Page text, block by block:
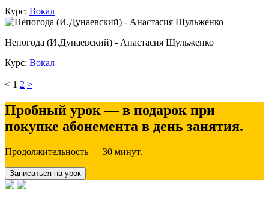
Курс: Вокал
Непогода (И.Дунаевский) - Анастасия Шульженко
Курс: Вокал
< 1 2 >
Пробный урок — в подарок при
покупке абонемента в день занятия.
Продолжительность — 30 минут.
Записаться на урок